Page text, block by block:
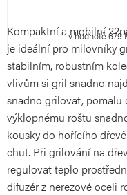
v hodnotě 679
Kompaktní a mobilní
je ideální pro milovníky
stabilním, robustním
vlivům si gril snadno
snadno grilovat, pomalu
výklopnému roštu
kousky do hořícího
chuť. Při grilování na
regulovat teplo
difuzér z nerezové oceli